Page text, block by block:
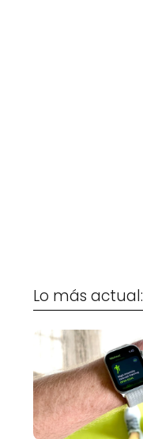
Lo más actual: